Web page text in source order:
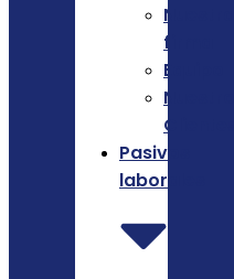
Nuestra
firma
Equipo
Nuestros
Clientes
Pasivos
laborales